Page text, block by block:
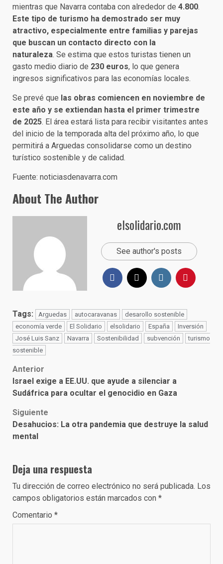
mientras que Navarra contaba con alrededor de 4.800.
Este tipo de turismo ha demostrado ser muy
atractivo, especialmente entre familias y parejas
que buscan un contacto directo con la
naturaleza. Se estima que estos turistas tienen un
gasto medio diario de 230 euros, lo que genera
ingresos significativos para las economías locales.
Se prevé que las obras comiencen en noviembre de
este año y se extiendan hasta el primer trimestre
de 2025. El área estará lista para recibir visitantes antes
del inicio de la temporada alta del próximo año, lo que
permitirá a Arguedas consolidarse como un destino
turístico sostenible y de calidad.
Fuente: noticiasdenavarra.com
About The Author
elsolidario.com
See author's posts
Tags: Arguedas autocaravanas
desarollo sostenible
economía verde
El Solidario elsolidario España
Inversión
José Luis Sanz
Navarra Sostenibilidad subvención
turismo
sostenible
Post
navigation
Anterior
Israel exige a EE.UU. que ayude a silenciar a
Sudáfrica para ocultar el genocidio en Gaza
Siguiente
Desahucios: La otra pandemia que destruye la salud
mental
Deja una respuesta
Tu dirección de correo electrónico no será publicada. Los
campos obligatorios están marcados con *
Comentario *